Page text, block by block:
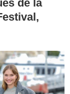
de la